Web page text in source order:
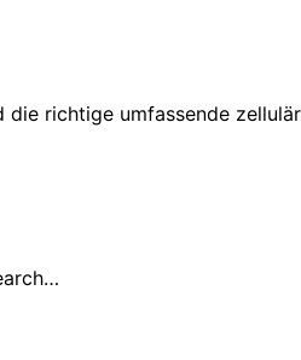
die richtige umfassende